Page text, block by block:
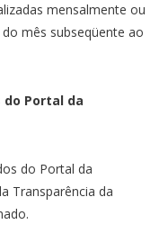
mensalmente ou
mês subseqüente ao
do Portal da
do Portal da
Transparência da